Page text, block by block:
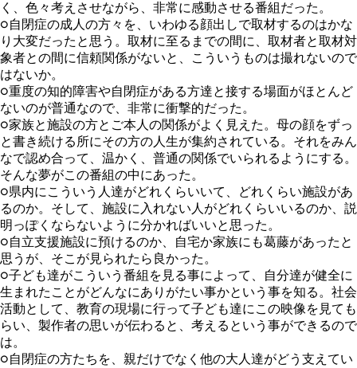
く、色々考えさせながら、非常に感動させる番組だった。
○自閉症の成人の方々を、いわゆる顔出しで取材するのはかな
り大変だったと思う。取材に至るまでの間に、取材者と取材対
象者との間に信頼関係がないと、こういうものは撮れないので
はないか。
○重度の知的障害や自閉症がある方達と接する場面がほとんど
ないのが普通なので、非常に衝撃的だった。
○家族と施設の方とご本人の関係がよく見えた。母の顔をずっ
と書き続ける所にその方の人生が集約されている。それをみん
なで認め合って、温かく、普通の関係でいられるようにする。
そんな夢がこの番組の中にあった。
○県内にこういう人達がどれくらいいて、どれくらい施設があ
るのか。そして、施設に入れない人がどれくらいいるのか、説
明っぽくならないように分かればいいと思った。
○自立支援施設に預けるのか、自宅か家族にも葛藤があったと
思うが、そこが見られたら良かった。
○子ども達がこういう番組を見る事によって、自分達が健全に
生まれたことがどんなにありがたい事かという事を知る。社会
活動として、教育の現場に行って子ども達にこの映像を見ても
らい、製作者の思いが伝わると、考えるという事ができるので
は。
○自閉症の方たちを、親だけでなく他の大人達がどう支えてい